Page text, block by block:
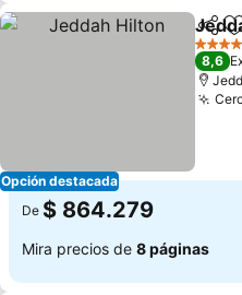
Opción destacada
5
8,6
De $ 864.279
Mira precios de 8 páginas